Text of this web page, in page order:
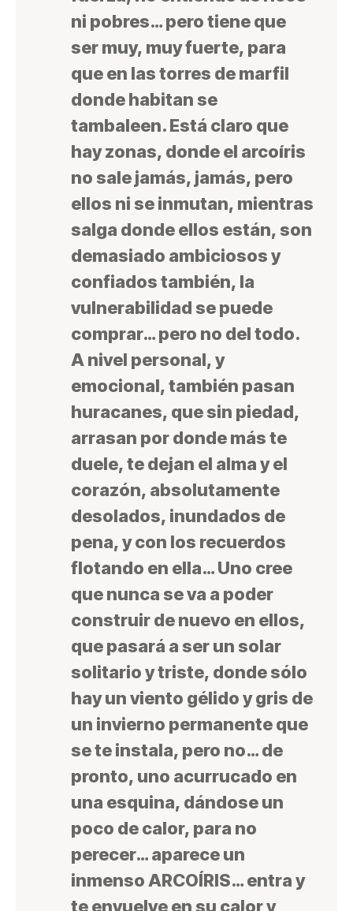
ni pobres… pero tiene que
ser muy, muy fuerte, para
que en las torres de marfil
donde habitan se
tambaleen. Está claro que
hay zonas, donde el arcoíris
no sale jamás, jamás, pero
ellos ni se inmutan, mientras
salga donde ellos están, son
demasiado ambiciosos y
confiados también, la
vulnerabilidad se puede
comprar… pero no del todo.
A nivel personal, y
emocional, también pasan
huracanes, que sin piedad,
arrasan por donde más te
duele, te dejan el alma y el
corazón, absolutamente
desolados, inundados de
pena, y con los recuerdos
flotando en ella… Uno cree
que nunca se va a poder
construir de nuevo en ellos,
que pasará a ser un solar
solitario y triste, donde sólo
hay un viento gélido y gris de
un invierno permanente que
se te instala, pero no… de
pronto, uno acurrucado en
una esquina, dándose un
poco de calor, para no
perecer… aparece un
inmenso ARCOÍRIS… entra y
te envuelve en su calor y